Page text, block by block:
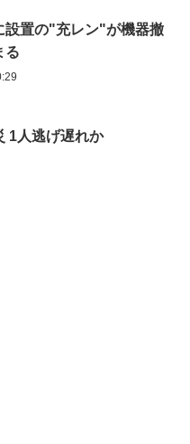
設置の"充レン"が機器撤
る
1人逃げ遅れか